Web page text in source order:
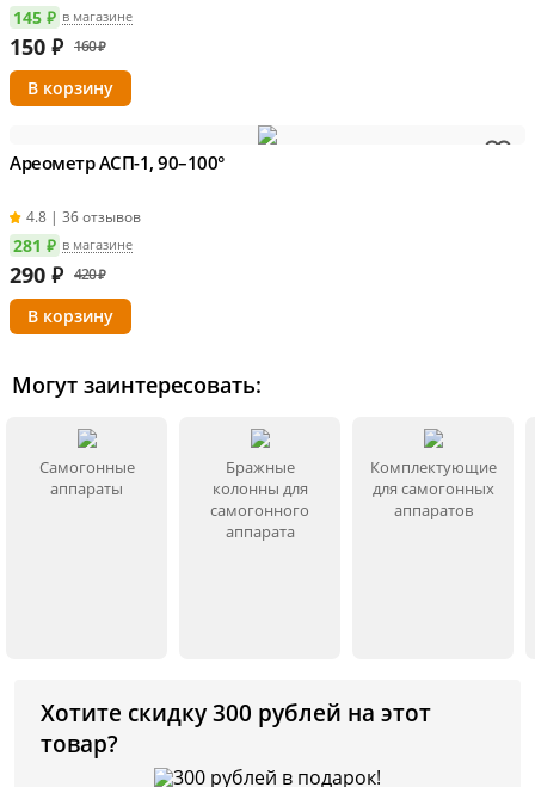
145 ₽ в магазине
150 ₽ 160 ₽
Ареометр АСП-1, 90–100°
4.8 | 36 отзывов
281 ₽ в магазине
290 ₽ 420 ₽
Могут заинтересовать:
Самогонные
аппараты
Бражные
колонны для
самогонного
аппарата
Комплектующие
для самогонных
аппаратов
Хотите скидку 300 рублей на этот
товар?